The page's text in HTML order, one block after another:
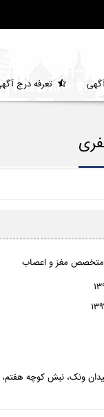
تعرفه درج
متخصص مغز و اعصاب
ونک، نبش کوچه هفتم، مقابل